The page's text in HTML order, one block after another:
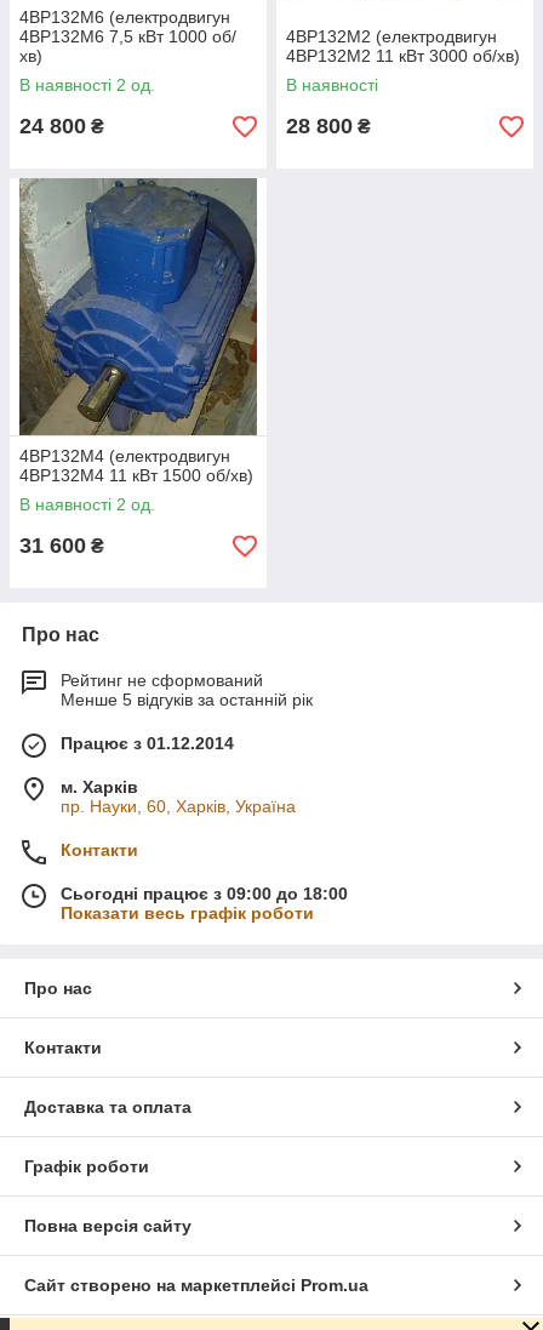
4ВР132М6 (електродвигун
4ВР132М6 7,5 кВт 1000 об/
хв)
В наявності 2 од.
24 800 ₴
4ВР132М2 (електродвигун
4ВР132М2 11 кВт 3000 об/хв)
В наявності
28 800 ₴
4ВР132М4 (електродвигун
4ВР132М4 11 кВт 1500 об/хв)
В наявності 2 од.
31 600 ₴
Про нас
Рейтинг не сформований
Менше 5 відгуків за останній рік
Працює з 01.12.2014
м. Харків
пр. Науки, 60, Харків, Україна
Контакти
Сьогодні працює з 09:00 до 18:00
Показати весь графік роботи
Про нас
Контакти
Доставка та оплата
Графік роботи
Повна версія сайту
Сайт створено на маркетплейсі Prom.ua